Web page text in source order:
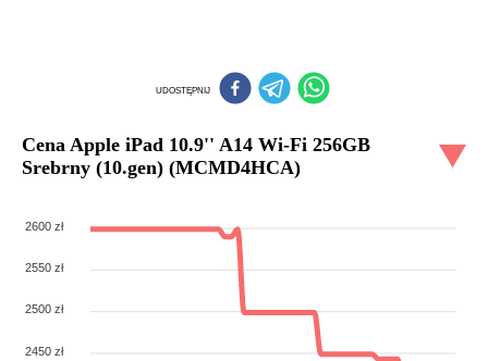
UDOSTĘPNIJ
Cena Apple iPad 10.9'' A14 Wi-Fi 256GB
Srebrny (10.gen) (MCMD4HCA)
2600 zł
2550 zł
2500 zł
2450 zł